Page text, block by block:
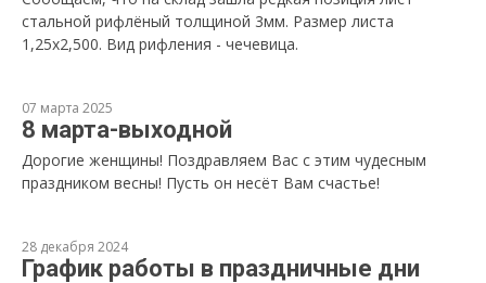
стальной рифлёный толщиной 3мм. Размер листа
1,25х2,500. Вид рифления - чечевица.
07 марта 2025
8 марта-выходной
Дорогие женщины! Поздравляем Вас с этим чудесным
праздником весны! Пусть он несёт Вам счастье!
28 декабря 2024
График работы в праздничные дни